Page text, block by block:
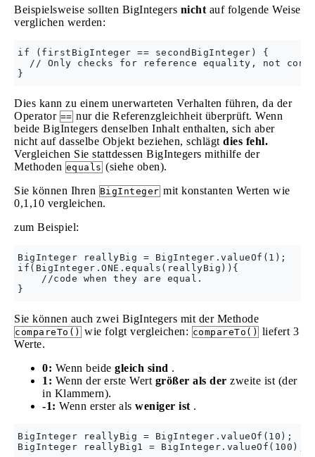
Beispielsweise sollten BigIntegers nicht auf folgende Weise
verglichen werden:
if (firstBigInteger == secondBigInteger) {
// Only checks for reference equality, not
Dies kann zu einem unerwarteten Verhalten führen, da der
Operator == nur die Referenzgleichheit überprüft. Wenn
beide BigIntegers denselben Inhalt enthalten, sich aber
nicht auf dasselbe Objekt beziehen, schlägt dies fehl.
Vergleichen Sie stattdessen BigIntegers mithilfe der
Methoden equals (siehe oben).
Sie können Ihren BigInteger mit konstanten Werten wie
0,1,10 vergleichen.
zum Beispiel:
BigInteger reallyBig = BigInteger.valueOf(1);
if(BigInteger.ONE.equals(reallyBig)){
    //code when they are equal.
Sie können auch zwei BigIntegers mit der Methode
compareTo() wie folgt vergleichen: compareTo() liefert 3
Werte.
0: Wenn beide gleich sind .
1: Wenn der erste Wert größer als der zweite ist (der
in Klammern).
-1: Wenn erster als weniger ist .
BigInteger reallyBig = BigInteger.valueOf(10);
BigInteger reallyBig1 = BigInteger.valueOf(100);